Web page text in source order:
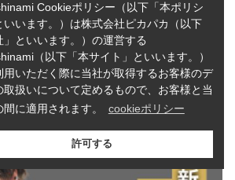
サイトで詳細を見る
Cookieポリシー（以下「本ポリシ
いいます。）は株式会社ピカパカ（以下
」といいます。）の運営する
（以下「本サイト」といいます。）
用いただく際に当社が取得するお客様のデ
取扱いについて定めるもので、お客様と当
間に適用されます。
cookieポリシー
許可する